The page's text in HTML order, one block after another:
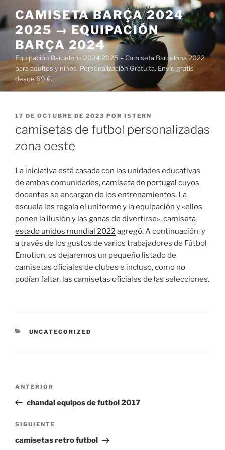
al
contenido
CAMISETA BARÇA 2024
2025 → EQUIPACIÓN
BARÇA 2024
Equipación Barcelona 2024 2025 – Camiseta Barcelona 2022
para adultos y niños. Personalización Gratuita. Envío gratis
desde 69 €.
PUBLICADO
17 DE OCTUBRE DE 2023 POR ISTERN
camisetas de futbol personalizadas
zona oeste
La iniciativa está casada con las unidades educativas
de ambas comunidades,camiseta de portugal cuyos
docentes se encargan de los entrenamientos. La
escuela les regala el uniforme y la equipación y «ellos
ponen la ilusión y las ganas de divertirse»,camiseta
estado unidos mundial 2022agregó. A continuación, y
a través de los gustos de varios trabajadores de Fútbol
Emotion, os dejaremos un pequeño listado de
camisetas oficiales de clubes e incluso, como no
podían faltar, las camisetas oficiales de las selecciones.
CATEGORÍAS
UNCATEGORIZED
entradas
Entrada
anterior:
ANTERIOR
chandal equipos de futbol 2017
Siguiente
entrada
SIGUIENTE
camisetas retro futbol